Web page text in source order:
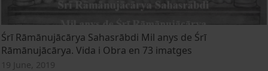
Śrī Rāmānujācārya Sahasrābdi Mil anys de Śrī
Rāmānujācārya. Vida i Obra en 73 imatges
19 June, 2019